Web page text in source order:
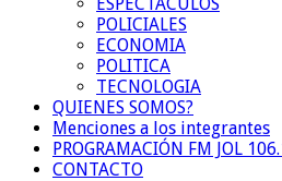
POLICIALES
ECONOMIA
POLITICA
TECNOLOGIA
QUIENES SOMOS?
Menciones a los integrantes
PROGRAMACIÓN FM JOL
CONTACTO